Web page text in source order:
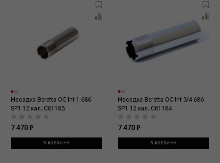
Насадка Beretta OC Int 1 686
SP1 12 кал. С61183
7 470 ₽
В КОРЗИНУ
Насадка Beretta OC Int 3/4 686
SP1 12 кал. С61184
7 470 ₽
В КОРЗИНУ